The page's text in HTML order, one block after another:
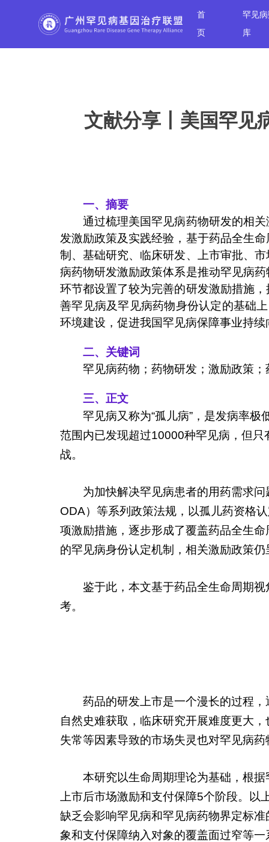
首
页
罕见
库
文献分享丨美国罕见
一、摘要
通过梳理美国罕见病药物研发的相
发激励政策及实践经验，基于药品全生
制、基础研究、临床研发、上市审批、
病药物研发激励政策体系是推动罕见病
环节都设置了较为完善的研发激励措施
善罕见病及罕见病药物身份认定的基础
环境建设，促进我国罕见病保障事业持续
二、关键词
罕见病药物；药物研发；激励政策
三、正文
罕见病又称为“孤儿病”，是发病率
范围内已发现超过10000种罕见病，但
战。
为加快解决罕见病患者的用药需求
ODA）等系列政策法规，以孤儿药资格
项激励措施，逐步形成了覆盖药品全生
的罕见病身份认定机制，相关激励政策
鉴于此，本文基于药品全生命周期
考。
药品的研发上市是一个漫长的过程
自然史难获取，临床研究开展难度更大
失常等因素导致的市场失灵也对罕见病
本研究以生命周期理论为基础，根
上市后市场激励和支付保障5个阶段。
缺乏会影响罕见病和罕见病药物界定标
象和支付保障纳入对象的覆盖面过窄等